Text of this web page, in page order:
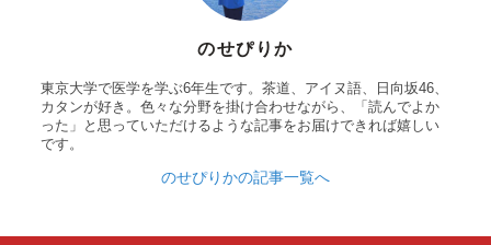
のせぴりか
東京大学で医学を学ぶ6年生です。茶道、アイヌ語、日向坂46、
カタンが好き。色々な分野を掛け合わせながら、「読んでよか
った」と思っていただけるような記事をお届けできれば嬉しい
です。
のせぴりかの記事一覧へ